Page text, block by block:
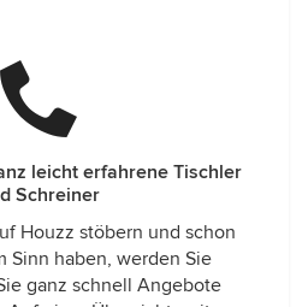
leicht erfahrene Tischler
Schreiner
Houzz stöbern und schon
Sinn haben, werden Sie
ganz schnell Angebote